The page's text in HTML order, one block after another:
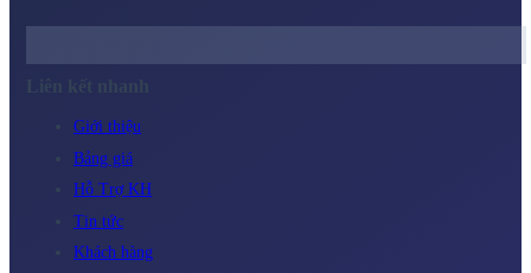
Giới thiệu
Bảng giá
Hỗ Trợ KH
Tin tức
Khách hàng